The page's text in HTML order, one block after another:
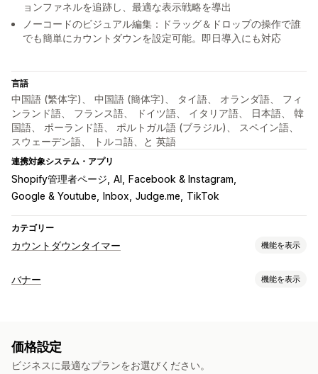
ョンファネルを追跡し、最適な表示戦略を導出
ノーコードのビジュアル編集：ドラッグ＆ドロップの操作で誰
でも簡単にカウントダウンを設定可能。即日導入にも対応
言語
中国語 (繁体字)、 中国語 (簡体字)、 タイ語、 オランダ語、 フィ
ンランド語、 フランス語、 ドイツ語、 イタリア語、 日本語、 韓
国語、 ポーランド語、 ポルトガル語 (ブラジル)、 スペイン語、
スウェーデン語、 トルコ語、と 英語
連携対象システム・アプリ
Shopify管理者ページ AI
Facebook & Instagram
Google & Youtube
Inbox Judge.me TikTok
カテゴリー
カウントダウンタイマー 機能を表示
表示オプション
商品ページ
バナー 機能を表示
通知 商品ページ
パーソナライズ式のおすすめ
価格設定
ビジネスに最適なプランをお選びください。